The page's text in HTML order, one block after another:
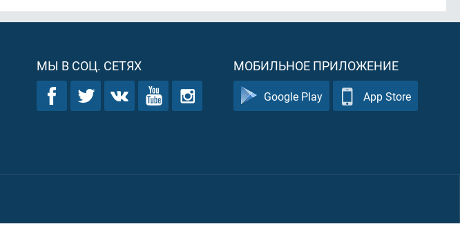
МЫ В СОЦ. СЕТЯХ МОБИЛЬНОЕ ПРИЛОЖЕНИЕ
Google Play App Store